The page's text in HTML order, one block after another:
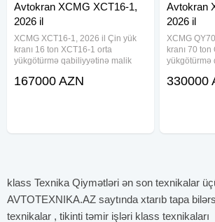
Avtokran XCMG XCT16-1,
2026 il
XCMG XCT16-1, 2026 il Çin yük
kranı 16 ton XCT16-1 orta
yükgötürmə qabiliyyətinə malik
kateqoriyasına aiddir. Dizaynda
167000 AZN
Avtokran
2026 il
XCMG
kranı 70
yükgötürmə
330000
klass Texnika Qiymətləri ən son texnikalar
AVTOTEXNIKA.AZ saytında xtarıb tapa
texnikalar , tikinti təmir işləri klass texnikaları